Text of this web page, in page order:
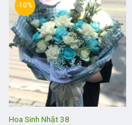
-10%
Hoa Sinh Nhật 38